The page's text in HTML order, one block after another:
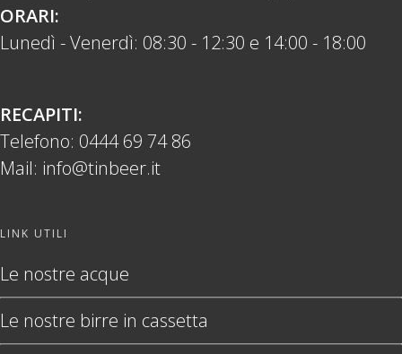
ORARI:
Lunedì - Venerdì: 08:30 - 12:30 e 14:00 - 18:00
RECAPITI:
Telefono: 0444 69 74 86
Mail: info@tinbeer.it
LINK UTILI
Le nostre acque
Le nostre birre in cassetta